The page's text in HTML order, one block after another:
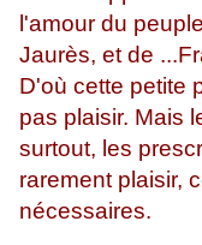
l'amour du
Jaurès, et de
D'où cette petite
pas plaisir. Mais
surtout, les
rarement plaisir,
nécessaires.